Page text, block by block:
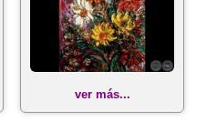
ver más...